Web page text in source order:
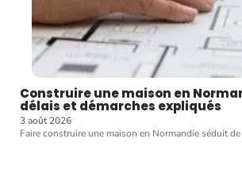
Construire une maison en
délais et démarches expliqués
3 août 2026
Faire construire une maison en Normandie séduit